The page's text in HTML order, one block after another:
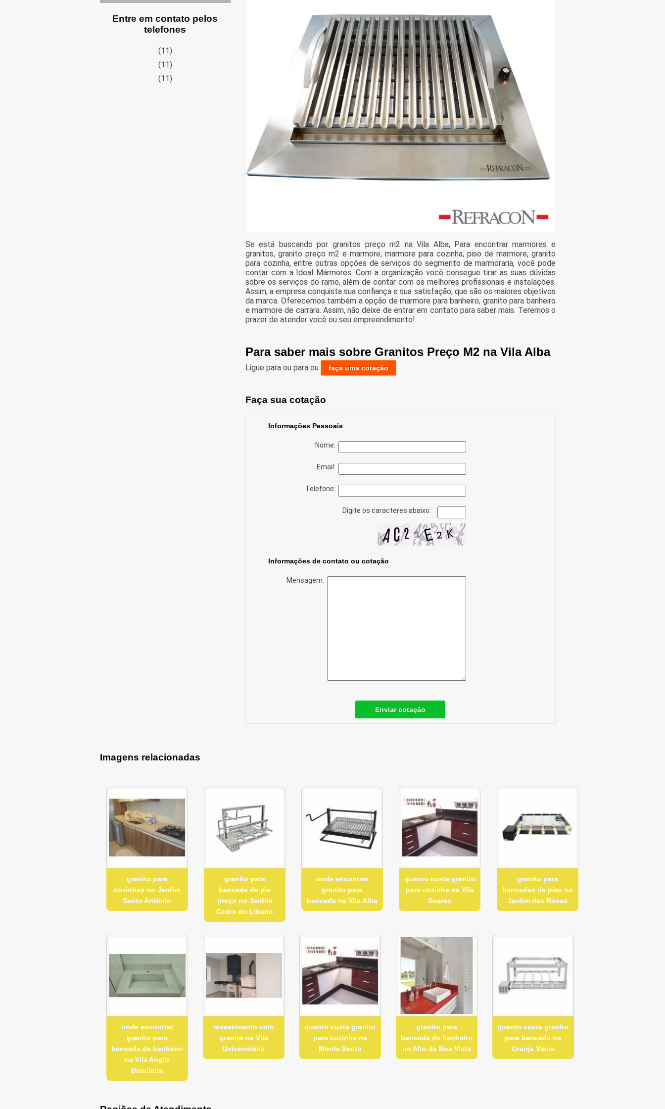
Entre em contato pelos
telefones
(11)
(11)
(11)
Se está buscando por granitos preço m2 na Vila Alba, Para encontrar marmores e
granitos, granito preço m2 e marmore, marmore para cozinha, piso de marmore, granito
para cozinha, entre outras opções de serviços do segmento de marmoraria, você pode
contar com a Ideal Mármores. Com a organização você consegue tirar as suas dúvidas
sobre os serviços do ramo, além de contar com os melhores profissionais e instalações.
Assim, a empresa conquista sua confiança e sua satisfação, que são os maiores objetivos
da marca. Oferecemos também a opção de marmore para banheiro, granito para banheiro
e marmore de carrara. Assim, não deixe de entrar em contato para saber mais. Teremos o
prazer de atender você ou seu empreendimento!
Para saber mais sobre Granitos Preço M2 na Vila Alba
Ligue para ou para ou faça uma cotação
Faça sua cotação
Informações Pessoais
Nome:
Email:
Telefone:
Digite os caracteres abaixo:
Informações de contato ou cotação
Mensagem:
Enviar cotação
Imagens relacionadas
granito para
cozinhas no Jardim
Santo Antônio
granito para
bancada de pia
preço no Jardim
Cedro do Líbano
onde encontrar
granito para
bancada na Vila Alba
quanto custa granito
para cozinha na Vila
Soares
granito para
bancadas de pias no
Jardim das Rosas
onde encontrar
granito para
bancada de banheiro
na Vila Anglo
Brasileira
revestimento com
granito na Vila
Universitária
quanto custa granito
para cozinha na
Monte Santo
granito para
bancada de banheiro
no Alto da Boa Vista
quanto custa granito
para bancada na
Granja Viana